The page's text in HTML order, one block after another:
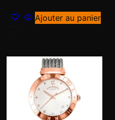
Ajouter au panier